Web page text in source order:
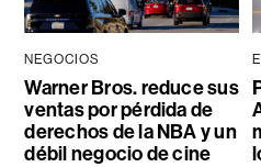
NEGOCIOS
Warner Bros. reduce sus
ventas por pérdida de
derechos de la NBA y un
débil negocio de cine